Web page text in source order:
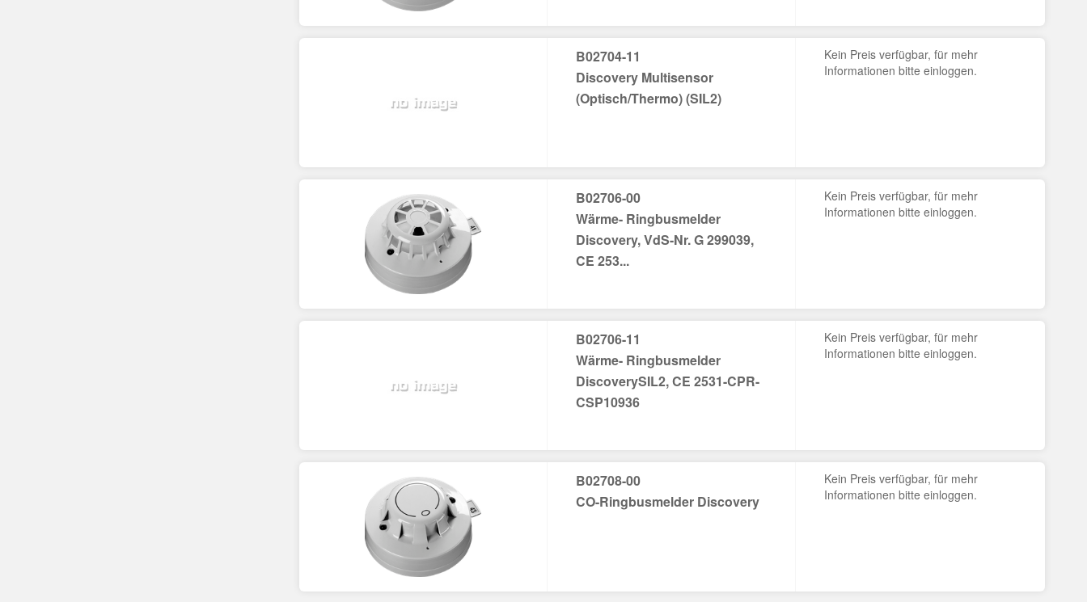
B02704-11
Discovery Multisensor
(Optisch/Thermo) (SIL2)
Kein Preis verfügbar, für mehr
Informationen bitte einloggen.
B02706-00
Wärme- Ringbusmelder
Discovery, VdS-Nr. G 299039,
CE 253...
Kein Preis verfügbar, für mehr
Informationen bitte einloggen.
B02706-11
Wärme- Ringbusmelder
DiscoverySIL2, CE 2531-CPR-
CSP10936
Kein Preis verfügbar, für mehr
Informationen bitte einloggen.
B02708-00
CO-Ringbusmelder Discovery
Kein Preis verfügbar, für mehr
Informationen bitte einloggen.